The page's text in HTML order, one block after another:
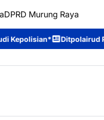
DPRD Murung Raya
Polda Kalteng